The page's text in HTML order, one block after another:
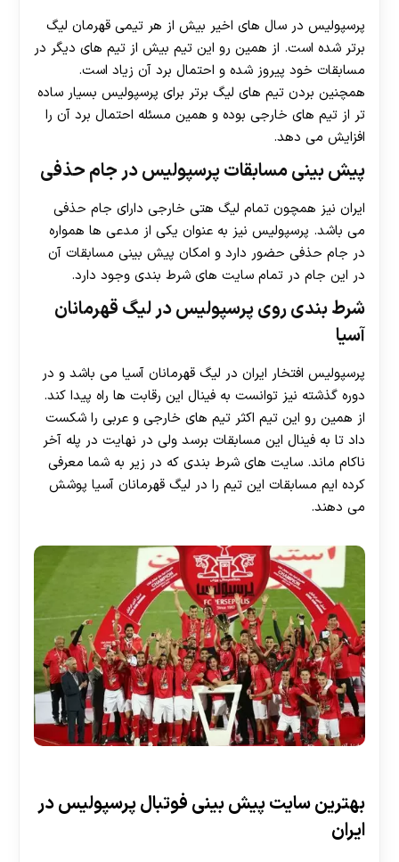
پرسپولیس در سال های اخیر بیش از هر تیمی قهرمان لیگ
برتر شده است. از همین رو این تیم بیش از تیم های دیگر در
مسابقات خود پیروز شده و احتمال برد آن زیاد است.
همچنین بردن تیم های لیگ برتر برای پرسپولیس بسیار ساده
تر از تیم های خارجی بوده و همین مسئله احتمال برد آن را
افزایش می دهد.
پیش بینی مسابقات پرسپولیس در جام حذفی
ایران نیز همچون تمام لیگ هتی خارجی دارای جام حذفی
می باشد. پرسپولیس نیز به عنوان یکی از مدعی ها همواره
در جام حذفی حضور دارد و امکان پیش بینی مسابقات آن
در این جام در تمام سایت های شرط بندی وجود دارد.
شرط بندی روی پرسپولیس در لیگ قهرمانان
آسیا
پرسپولیس افتخار ایران در لیگ قهرمانان آسیا می باشد و در
دوره گذشته نیز توانست به فینال این رقابت ها راه پیدا کند.
از همین رو این تیم اکثر تیم های خارجی و عربی را شکست
داد تا به فینال این مسابقات برسد ولی در نهایت در پله آخر
ناکام ماند. سایت های شرط بندی که در زیر به شما معرفی
کرده ایم مسابقات این تیم را در لیگ قهرمانان آسیا پوشش
می دهند.
بهترین سایت پیش بینی فوتبال پرسپولیس در
ایران